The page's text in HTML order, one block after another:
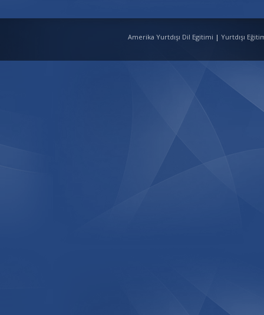
Amerika Yurtdışı Dil Egitimi | Yurtdışı